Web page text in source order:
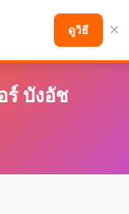
ร์ บังอัช
ดูวิธี ×